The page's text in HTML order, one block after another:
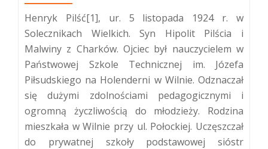
Henryk Pilść[1], ur. 5 listopada 1924 r. w
Solecznikach Wielkich. Syn Hipolit Pilścia i
Malwiny z Charków. Ojciec był nauczycielem w
Państwowej Szkole Technicznej im. Józefa
Piłsudskiego na Holenderni w Wilnie. Odznaczał
się dużymi zdolnościami pedagogicznymi i
ogromną życzliwością do młodzieży. Rodzina
mieszkała w Wilnie przy ul. Połockiej. Uczęszczał
do prywatnej szkoły podstawowej sióstr